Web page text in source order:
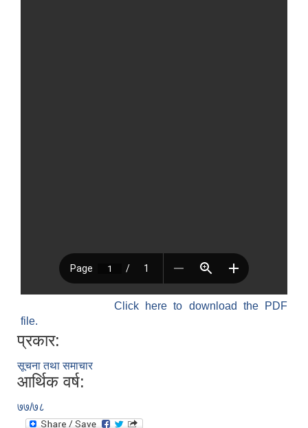
Click here to download the PDF
file.
प्रकार:
सूचना तथा समाचार
आर्थिक वर्ष:
७७/७८